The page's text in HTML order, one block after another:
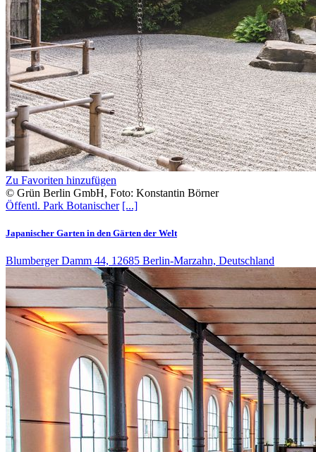
Zu Favoriten hinzufügen
© Grün Berlin GmbH, Foto: Konstantin Börner
Öffentl. Park Botanischer [...]
Japanischer Garten in den Gärten der Welt
Blumberger Damm 44, 12685 Berlin-Marzahn, Deutschland